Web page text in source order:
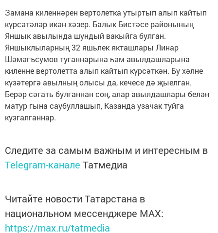
Замана киленнәрен вертолетка утыртып алып кайтып
күрсәтәләр икән хәзер. Балык Бистәсе районының
Яншык авылында шундый вакыйга булган.
Яншыклыларның 32 яшьлек якташлары Линар
Шәмәгъсумов туганнарына һәм авылдашларына
киленне вертолетта алып кайтып күрсәткән. Бу хәлне
күзәтергә авылның олысы да, кечесе дә җыелган.
Берәр сәгать булганнан соң, алар авылдашлары белән
матур гына саубуллашып, Казанда узачак туйга
кузгалганнар.
Следите за самым важным и интересным в
Telegram-канале Татмедиа
Читайте новости Татарстана в
национальном мессенджере MАХ:
https://max.ru/tatmedia